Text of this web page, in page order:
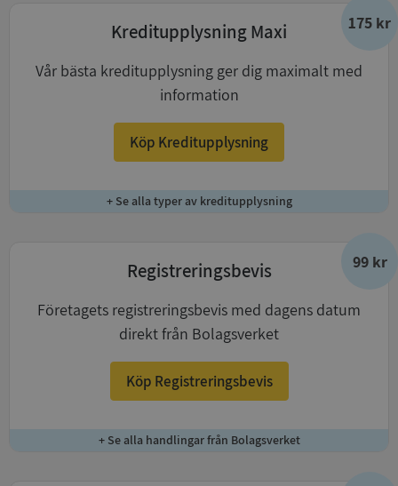
175 kr
Kreditupplysning Maxi
Vår bästa kreditupplysning ger dig maximalt med
information
Köp Kreditupplysning
+ Se alla typer av kreditupplysning
99 kr
Registreringsbevis
Företagets registreringsbevis med dagens datum
direkt från Bolagsverket
Köp Registreringsbevis
+ Se alla handlingar från Bolagsverket